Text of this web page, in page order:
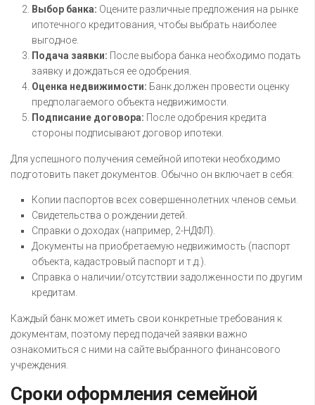
Выбор банка: Оцените различные предложения на рынке
ипотечного кредитования, чтобы выбрать наиболее
выгодное.
Подача заявки: После выбора банка необходимо подать
заявку и дождаться ее одобрения.
Оценка недвижимости: Банк должен провести оценку
предполагаемого объекта недвижимости.
Подписание договора: После одобрения кредита
стороны подписывают договор ипотеки.
Для успешного получения семейной ипотеки необходимо
подготовить пакет документов. Обычно он включает в себя:
Копии паспортов всех совершеннолетних членов семьи.
Свидетельства о рождении детей.
Справки о доходах (например, 2-НДФЛ).
Документы на приобретаемую недвижимость (паспорт
объекта, кадастровый паспорт и т.д.).
Справка о наличии/отсутствии задолженности по другим
кредитам.
Каждый банк может иметь свои конкретные требования к
документам, поэтому перед подачей заявки важно
ознакомиться с ними на сайте выбранного финансового
учреждения.
Сроки оформления семейной